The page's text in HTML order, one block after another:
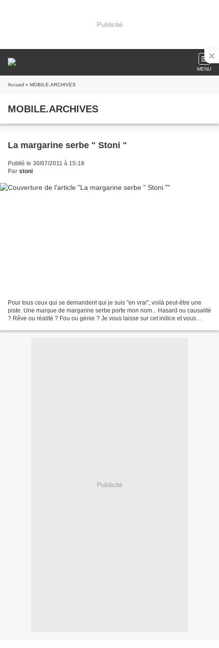
Publicité
MENU
Accueil » MOBILE.ARCHIVES
MOBILE.ARCHIVES
La margarine serbe " Stoni "
Publié le 30/07/2011 à 15:16
Par stoni
Pour tous ceux qui se demandent qui je suis "en vrai", voilà peut-être une
piste. Une marque de margarine serbe porte mon nom... Hasard ou causalité
? Rêve ou réalité ? Fou ou génie ? Je vous laisse sur cet indice et vous
Publicité